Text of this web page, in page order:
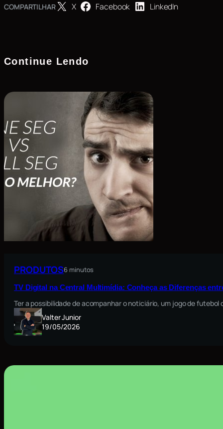
COMPARTILHAR X Facebook LinkedIn
Continue Lendo
PRODUTOS6 minutos
TV Digital na Central Multimídia: Conheça as Diferenças
Ter a possibilidade de acompanhar o noticiário, um jogo de
Valter Junior
19/05/2026